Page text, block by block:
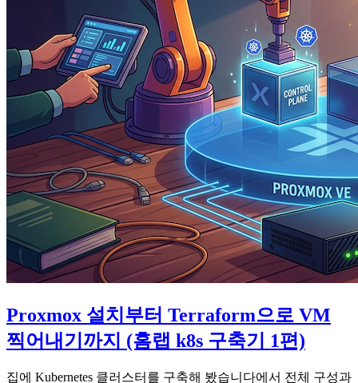
Proxmox 설치부터 Terraform으로 VM
찍어내기까지 (홈랩 k8s 구축기 1편)
집에 Kubernetes 클러스터를 구축해 봤습니다에서 전체 구성과